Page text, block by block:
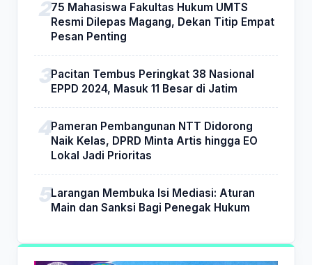
75 Mahasiswa Fakultas Hukum UMTS
Resmi Dilepas Magang, Dekan Titip Empat
Pesan Penting
Pacitan Tembus Peringkat 38 Nasional
EPPD 2024, Masuk 11 Besar di Jatim
Pameran Pembangunan NTT Didorong
Naik Kelas, DPRD Minta Artis hingga EO
Lokal Jadi Prioritas
Larangan Membuka Isi Mediasi: Aturan
Main dan Sanksi Bagi Penegak Hukum